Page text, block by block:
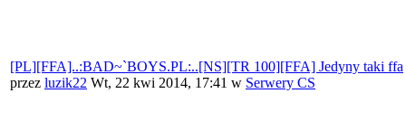
[PL][FFA]..:BAD~`BOYS.PL:..[NS][TR 100][FFA] Jedyny taki ffa
przez luzik22 Wt, 22 kwi 2014, 17:41 w Serwery CS